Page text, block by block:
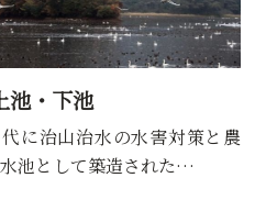
池・下池
に治山治水の水害対策と農
池として築造された…